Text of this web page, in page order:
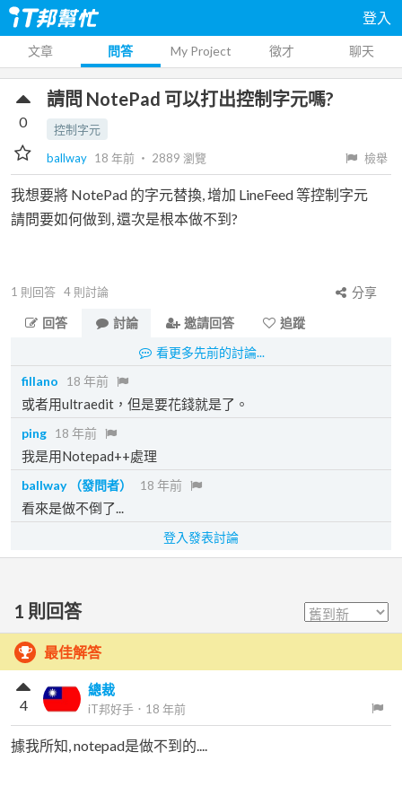
登入
文章 問答 My Project 徵才 聊天
請問 NotePad 可以打出控制字元嗎?
控制字元
ballway 18 年前 ‧ 2889 瀏覽 檢舉
0
我想要將 NotePad 的字元替換, 增加 LineFeed 等控制字元
請問要如何做到, 還次是根本做不到?
1 則回答 4 則討論
分享
回答
討論 邀請回答
追蹤
看更多先前的討論...
fillano
18 年前
或者用ultraedit，但是要花錢就是了。
ping 18 年前
我是用Notepad++處理
ballway （發問者） 18 年前
看來是做不倒了...
登入發表討論
1 則回答
最佳解答
總裁
iT邦好手 ． 18 年前
4
據我所知, notepad是做不到的....